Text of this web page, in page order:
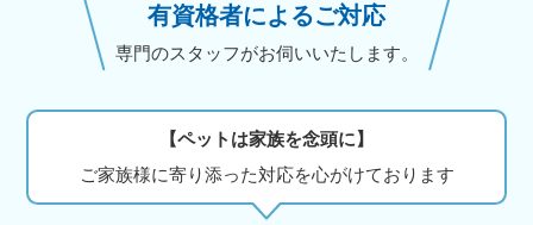
有資格者によるご対応
専門のスタッフがお伺いいたします。
【ペットは家族を念頭に】
ご家族様に寄り添った対応を心がけております